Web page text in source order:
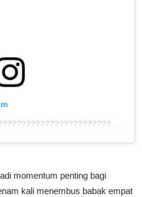
momentum penting bagi
kali menembus babak empat